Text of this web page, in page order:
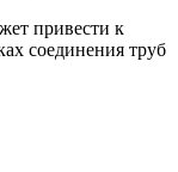
привести к
соединения труб